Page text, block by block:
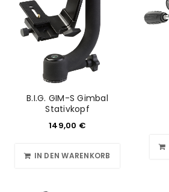
B.I.G. GIM-S Gimbal
Stativkopf
149,00 €
IN DEN WARENKORB